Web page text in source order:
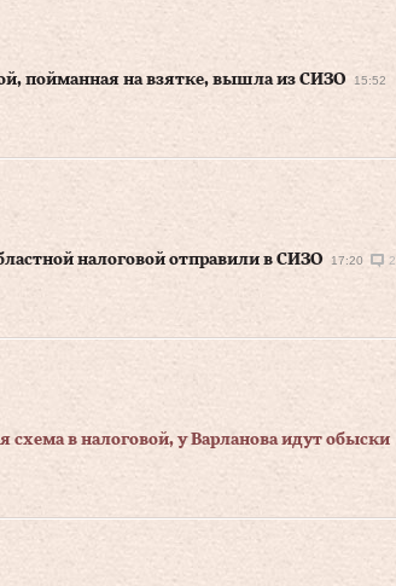
пойманная на взятке, вышла из СИЗО
15:52
налоговой отправили в СИЗО
17:20
2
схема в налоговой, у Варланова идут обыски